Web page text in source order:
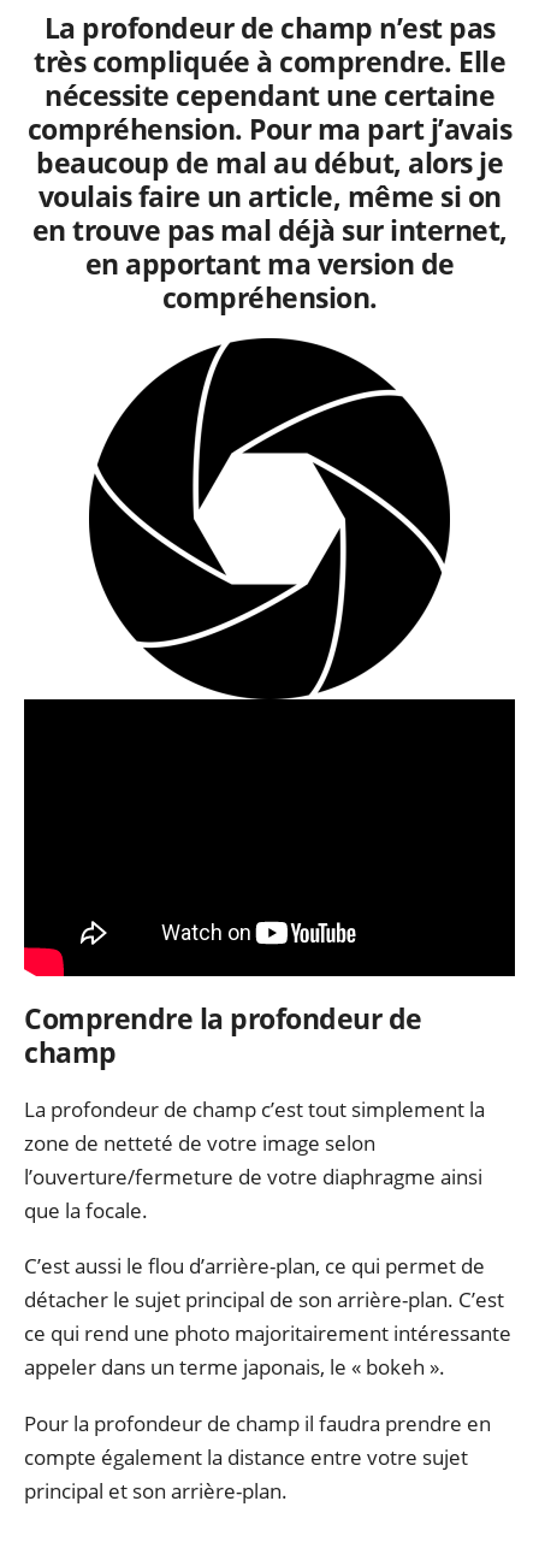
La profondeur de champ n’est pas
très compliquée à comprendre. Elle
nécessite cependant une certaine
compréhension. Pour ma part j’avais
beaucoup de mal au début, alors je
voulais faire un article, même si on
en trouve pas mal déjà sur internet,
en apportant ma version de
compréhension.
Comprendre la profondeur de
champ
La profondeur de champ c’est tout simplement la
zone de netteté de votre image selon
l’ouverture/fermeture de votre diaphragme ainsi
que la focale.
C’est aussi le flou d’arrière-plan, ce qui permet de
détacher le sujet principal de son arrière-plan. C’est
ce qui rend une photo majoritairement intéressante
appeler dans un terme japonais, le « bokeh ».
Pour la profondeur de champ il faudra prendre en
compte également la distance entre votre sujet
principal et son arrière-plan.